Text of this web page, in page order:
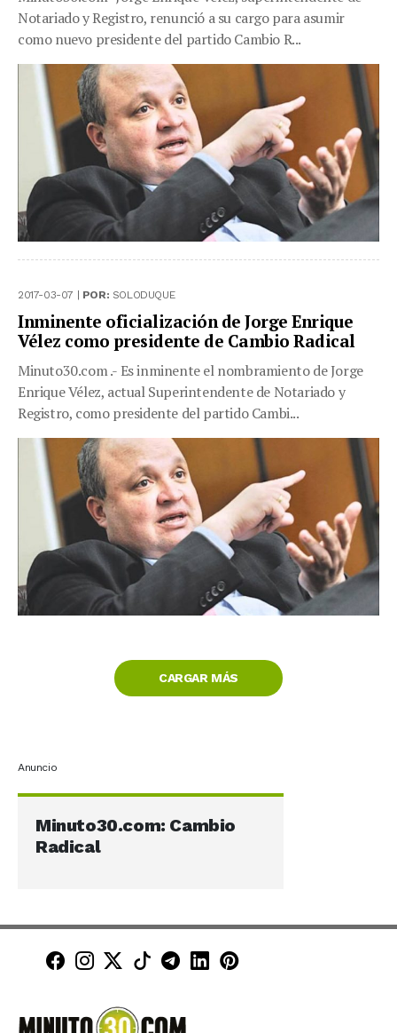
Notariado y Registro, renunció a su cargo para asumir
como nuevo presidente del partido Cambio R...
2017-03-07 | POR: SOLODUQUE
Inminente oficialización de Jorge Enrique
Vélez como presidente de Cambio Radical
Minuto30.com .- Es inminente el nombramiento de Jorge
Enrique Vélez, actual Superintendente de Notariado y
Registro, como presidente del partido Cambi...
CARGAR MÁS
Anuncio
Minuto30.com: Cambio
Radical
Minuto30 en Facebook
Minuto30 en Instagram
Minuto30 en X (Twitter)
Minuto30 en TikTok
Canal de Minuto30 en
Minuto30 en LinkedIn
Minuto30 en